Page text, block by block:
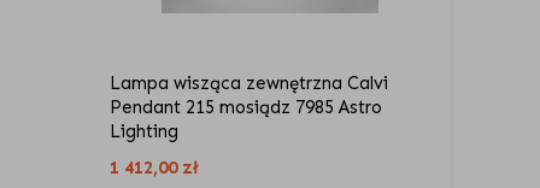
Lampa wisząca zewnętrzna Calvi
Pendant 215 mosiądz 7985 Astro
Lighting
1 412,00 zł